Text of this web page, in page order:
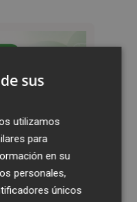
sus
utilizamos
para
en su
personales,
únicos